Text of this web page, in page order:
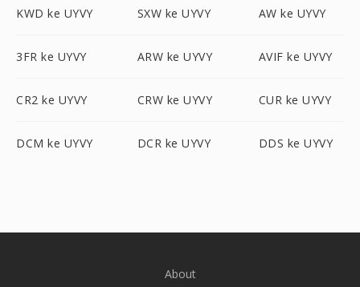
KWD ke UYVY SXW ke UYVY AW ke UYVY
3FR ke UYVY ARW ke UYVY AVIF ke UYVY
CR2 ke UYVY CRW ke UYVY CUR ke UYVY
DCM ke UYVY DCR ke UYVY DDS ke UYVY
About